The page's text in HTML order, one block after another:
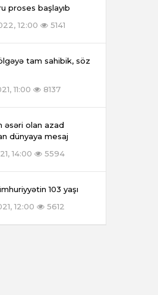
proses başlayıb
12:00
5141
tam sahibik, söz
11:00
8137
əsəri olan azad
dünyaya mesaj
14:00
5594
103 yaşı
12:00
5612